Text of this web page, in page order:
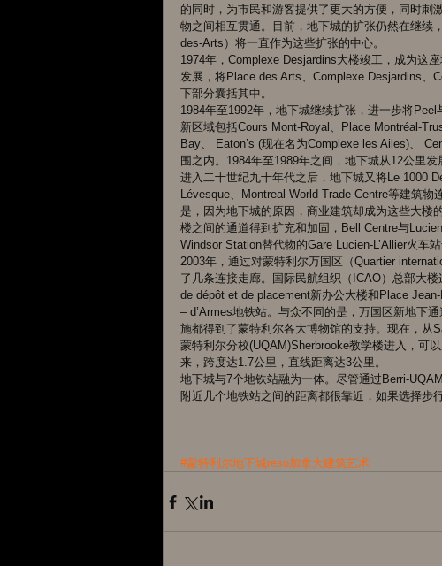
的同时，为市民和游客提供了更大的方便，同时刺
物之间相互贯通。目前，地下城的扩张仍然在继续
des-Arts）将一直作为这些扩张的中心。
1974年，Complexe Desjardins大楼竣工，成为这
发展，将Place des Arts、Complexe Desjardins、
下部分囊括其中。
1984年至1992年，地下城继续扩张，进一步将
新区域包括Cours Mont-Royal、Place Montréal-
Bay、 Eaton’s (现在名为Complexe les Ailes)、
围之内。1984年至1989年之间，地下城从12公里发
进入二十世纪九十年代之后，地下城又将Le 1000
Lévesque、Montreal World Trade Centre等建筑
是，因为地下城的原因，商业建筑却成为这些大楼
楼之间的通道得到扩充和加固，Bell Centre与
Windsor Station替代物的Gare Lucien-L’Allier火车
2003年，通过对蒙特利尔万国区（Quartier
了几条连接走廊。国际民航组织（ICAO）总部大
de dépôt et de placement新办公大楼和Place
– d’Armes地铁站。与众不同的是，万国区新地下
施都得到了蒙特利尔各大博物馆的支持。现在，从
蒙特利尔分校(UQAM)Sherbrooke教学楼进入，可
来，跨度达1.7公里，直线距离达3公里。
地下城与7个地铁站融为一体。尽管通过Berri-
附近几个地铁站之间的距离都很靠近，如果选择步
#蒙特利尔地下城reso加拿大建筑艺术